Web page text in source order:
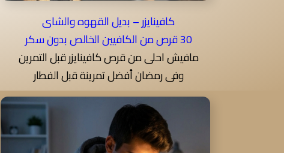
كافينايزر – بديل القهوه والشاى
30 قرص من الكافيين الخالص بدون سكر
مافيش احلى من قرص كافينايزر قبل التمرين
وفى رمضان أفضل تمرينة قبل الفطار